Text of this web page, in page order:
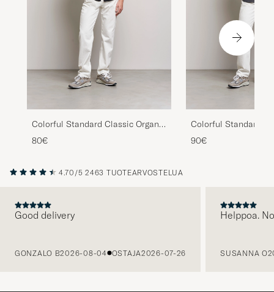
Colorful Standard Classic Organic
Oxford Button Down Shirt Deep
Black
80€
Colorful Standard
Oxford Button Down
Grey
90€
4.70/5 2463 TUOTEARVOSTELUA
Good delivery
GONZALO B2026-08-04 OSTAJA2026-07-26
Helppoa.
SUSANNA O